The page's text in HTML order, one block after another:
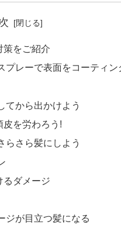
策をご紹介
プレーで表面をコーティン
てから出かけよう
皮を労わろう!
らさら髪にしよう
るダメージ
ジが目立つ髪になる